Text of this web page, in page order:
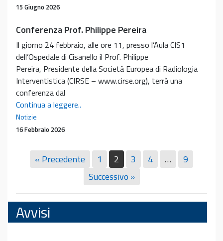
15 Giugno 2026
Conferenza Prof. Philippe Pereira
Il giorno 24 febbraio, alle ore 11, presso l’Aula CIS1
dell’Ospedale di Cisanello il Prof. Philippe
Pereira, Presidente della Società Europea di Radiologia
Interventistica (CIRSE – www.cirse.org), terrà una
conferenza dal
Continua a leggere..
Notizie
16 Febbraio 2026
« Precedente 1 2 3 4 …
9
Successivo »
Avvisi